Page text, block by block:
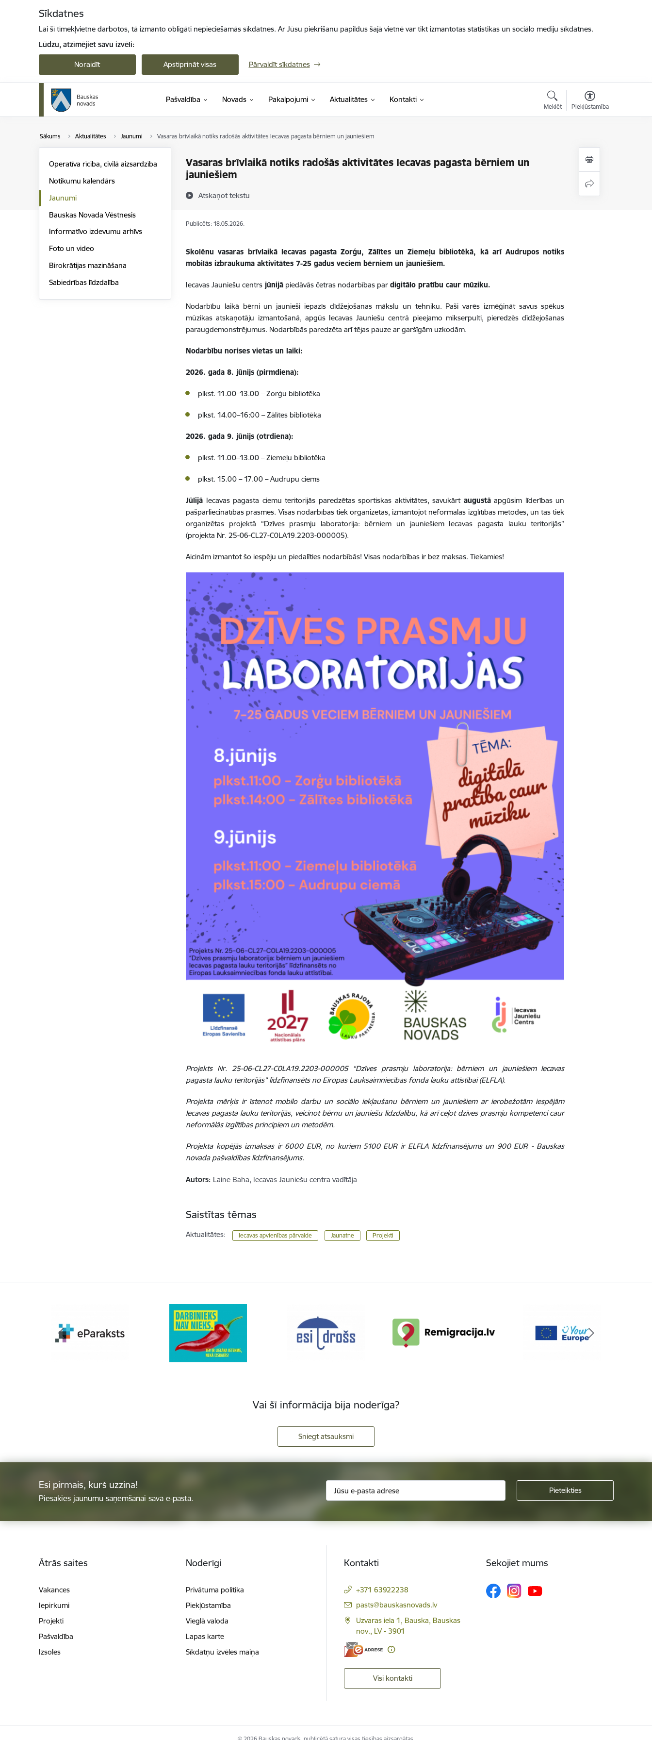
Sīkdatnes
Lai šī tīmekļvietne darbotos, tā izmanto obligāti nepieciešamās sīkdatnes. Ar Jūsu piekrišanu papildus šajā vietnē var tikt izmantotas statistikas un sociālo mediju sīkdatnes.
Lūdzu, atzīmējiet savu izvēli:
Noraidīt Apstiprināt visas Pārvaldīt sīkdatnes
Pašvaldība Novads Pakalpojumi Aktualitātes Kontakti
Meklēt Piekļūstamība
Sākums Aktualitātes Jaunumi Vasaras brīvlaikā notiks radošās aktivitātes Iecavas pagasta bērniem un jauniešiem
Vasaras brīvlaikā notiks radošās aktivitātes Iecavas pagasta bērniem un
jauniešiem
Atskaņot tekstu
Operatīva rīcība, civilā aizsardzība
Notikumu kalendārs
Jaunumi
Bauskas Novada Vēstnesis
Informatīvo izdevumu arhīvs
Foto un video
Birokrātijas mazināšana
Sabiedrības līdzdalība
Publicēts: 18.05.2026.
Skolēnu vasaras brīvlaikā Iecavas pagasta Zorģu, Zālītes un Ziemeļu bibliotēkā, kā arī Audrupos notiks
mobilās izbraukuma aktivitātes 7-25 gadus veciem bērniem un jauniešiem.
Iecavas Jauniešu centrs jūnijā piedāvās četras nodarbības pardigitālo pratību caur mūziku.
Nodarbību laikā bērni un jaunieši iepazīs dīdžejošanas mākslu un tehniku. Paši varēs izmēģināt savus spēkus
mūzikas atskaņotāju izmantošanā, apgūs Iecavas Jauniešu centrā pieejamo mikserpulti, pieredzēs dīdžejošanas
paraugdemonstrējumus. Nodarbībās paredzēta arī tējas pauze ar garšīgām uzkodām.
Nodarbību norises vietas un laiki:
2026. gada 8. jūnijs (pirmdiena):
plkst. 11.00–13.00 – Zorģu bibliotēka
plkst. 14.00–16:00 – Zālītes bibliotēka
2026. gada 9. jūnijs (otrdiena):
plkst. 11.00–13.00 – Ziemeļu bibliotēka
plkst. 15.00 – 17.00 – Audrupu ciems
Jūlijā Iecavas pagasta ciemu teritorijās paredzētas sportiskas aktivitātes, savukārt augustāapgūsim līderības un
pašpārliecinātības prasmes. Visas nodarbības tiek organizētas, izmantojot neformālās izglītības metodes, un tās tiek
organizētas projektā “Dzīves prasmju laboratorija: bērniem un jauniešiem Iecavas pagasta lauku teritorijās”
(projekta Nr. 25-06-CL27-C0LA19.2203-000005).
Aicinām izmantot šo iespēju un piedalīties nodarbībās! Visas nodarbības ir bez maksas. Tiekamies!
Projekts Nr. 25-06-CL27-C0LA19.2203-000005 “Dzīves prasmju laboratorija: bērniem un jauniešiem Iecavas
pagasta lauku teritorijās” līdzfinansēts no Eiropas Lauksaimniecības fonda lauku attīstībai (ELFLA).
Projekta mērķis ir īstenot mobilo darbu un sociālo iekļaušanu bērniem un jauniešiem ar ierobežotām iespējām
Iecavas pagasta lauku teritorijās, veicinot bērnu un jauniešu līdzdalību, kā arī ceļot dzīves prasmju kompetenci caur
neformālās izglītības principiem un metodēm.
Projekta kopējās izmaksas ir 6000 EUR, no kuriem 5100 EUR ir ELFLA līdzfinansējums un 900 EUR - Bauskas
novada pašvaldības līdzfinansējums.
Autors: Laine Baha, Iecavas Jauniešu centra vadītāja
Saistītas tēmas
Aktualitātes: Iecavas apvienības pārvalde Jaunatne Projekti
Vai šī informācija bija noderīga?
Sniegt atsauksmi
Esi pirmais, kurš uzzina!
Piesakies jaunumu saņemšanai savā e-pastā.
Ātrās saites
Vakances
Iepirkumi
Projekti
Pašvaldība
Izsoles
Noderīgi
Privātuma politika
Piekļūstamība
Vieglā valoda
Lapas karte
Sīkdatņu izvēles maiņa
Kontakti
+371 63922238
E-pasts:
pasts@bauskasnovads.lv
Uzvaras iela 1, Bauska, Bauskas
nov., LV - 3901
Visi kontakti
Sekojiet mums